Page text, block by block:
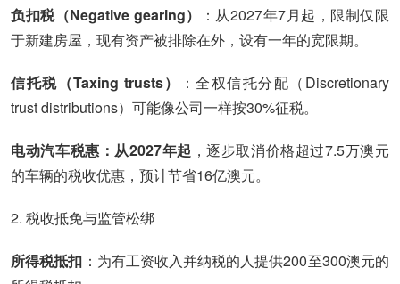
负扣税（Negative gearing）
：从2027年7月起，限制仅限
于新建房屋，现有资产被排除在外，设有一年的宽限期。
信托税（Taxing trusts）
：全权信托分配（Discretionary
trust distributions）可能像公司一样按30%征税。
电动汽车税惠：从2027年起 ，逐步取消价格超过7.5万澳元
的车辆的税收优惠，预计节省16亿澳元。
2. 税收抵免与监管松绑
所得税抵扣 ：为有工资收入并纳税的人提供200至300澳元的